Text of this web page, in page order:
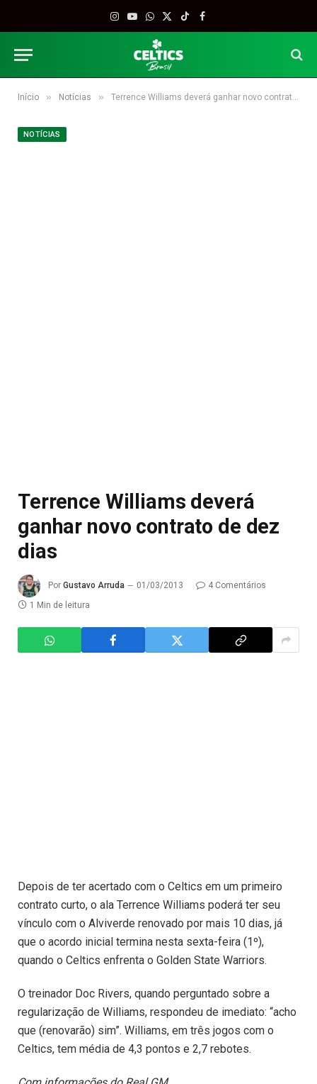
Instagram
YouTube
WhatsApp
X
TikTokFacebook
Início » Notícias » Terrence Williams deverá ganhar novo contrato de dez dias
NOTÍCIAS
Terrence Williams deverá
ganhar novo contrato de dez
dias
Por Gustavo Arruda 01/03/2013
4 Comentários
1 Min de leitura
Depois de ter acertado com o Celtics em um primeiro
contrato curto, o ala Terrence Williams poderá ter seu
vínculo com o Alviverde renovado por mais 10 dias, já
que o acordo inicial termina nesta sexta-feira (1º),
quando o Celtics enfrenta o Golden State Warriors.
O treinador Doc Rivers, quando perguntado sobre a
regularização de Williams, respondeu de imediato: “acho
que (renovarão) sim”. Williams, em três jogos com o
Celtics, tem média de 4,3 pontos e 2,7 rebotes.